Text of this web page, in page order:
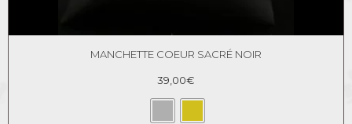
MANCHETTE COEUR SACRÉ NOIR
39,00€